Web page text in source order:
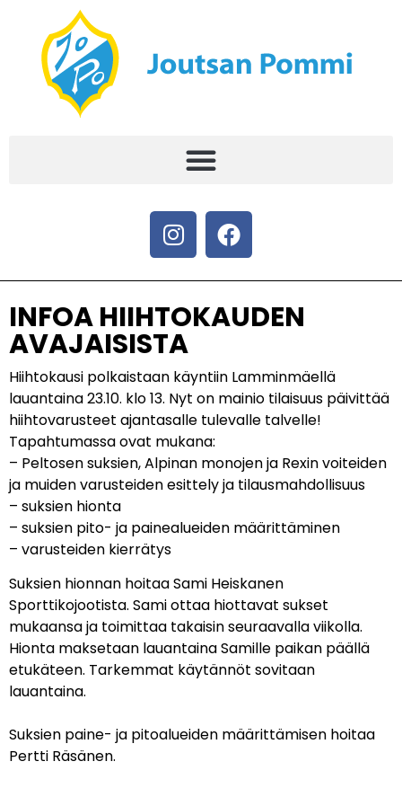
INFOA HIIHTOKAUDEN
AVAJAISISTA
Hiihtokausi polkaistaan käyntiin Lamminmäellä
lauantaina 23.10. klo 13. Nyt on mainio tilaisuus päivittää
hiihtovarusteet ajantasalle tulevalle talvelle!
Tapahtumassa ovat mukana:
– Peltosen suksien, Alpinan monojen ja Rexin voiteiden
ja muiden varusteiden esittely ja tilausmahdollisuus
– suksien hionta
– suksien pito- ja painealueiden määrittäminen
– varusteiden kierrätys
Suksien hionnan hoitaa Sami Heiskanen
Sporttikojootista. Sami ottaa hiottavat sukset
mukaansa ja toimittaa takaisin seuraavalla viikolla.
Hionta maksetaan lauantaina Samille paikan päällä
etukäteen. Tarkemmat käytännöt sovitaan
lauantaina.
Suksien paine- ja pitoalueiden määrittämisen hoitaa
Pertti Räsänen.